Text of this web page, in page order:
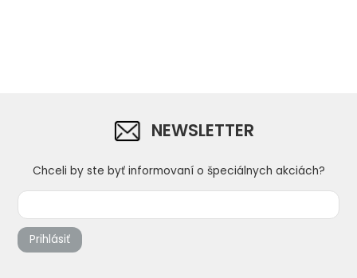
NEWSLETTER
Chceli by ste byť informovaní o špeciálnych akciách?
Prihlásiť